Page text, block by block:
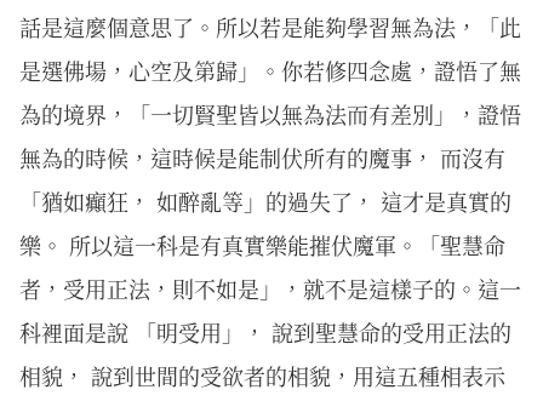
話是這麼個意思了。所以若是能夠學習無為法，「此
是選佛場，心空及第歸」。你若修四念處，證悟了無
為的境界，「一切賢聖皆以無為法而有差別」，證悟
無為的時候，這時候是能制伏所有的魔事， 而沒有
「猶如癲狂， 如醉亂等」的過失了， 這才是真實的
樂。 所以這一科是有真實樂能摧伏魔軍。「聖慧命
者，受用正法，則不如是」，就不是這樣子的。這一
科裡面是說 「明受用」， 說到聖慧命的受用正法的
相貌， 說到世間的受欲者的相貌，用這五種相表示